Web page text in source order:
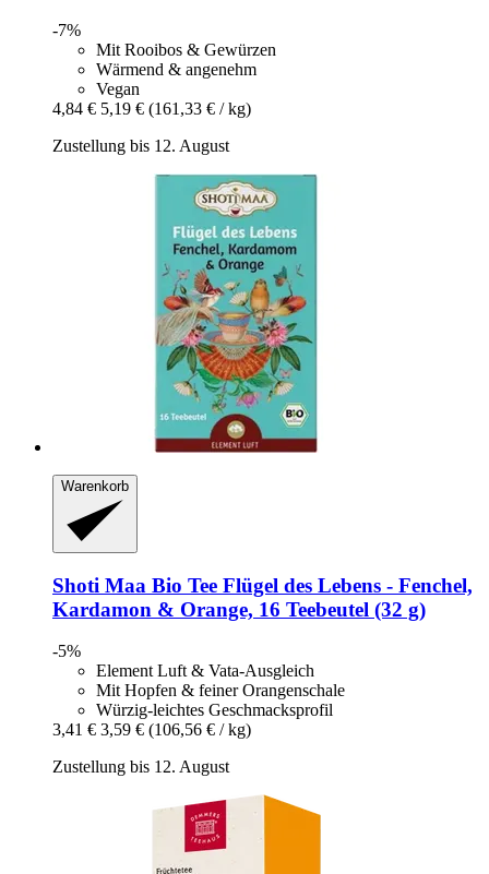
-7%
Mit Rooibos & Gewürzen
Wärmend & angenehm
Vegan
4,84 € 5,19 € (161,33 € / kg)
Zustellung bis 12. August
Warenkorb
Shoti Maa Bio Tee Flügel des Lebens -​ Fenchel,
Kardamon & Orange, 16 Teebeutel (32 g)
-5%
Element Luft & Vata-Ausgleich
Mit Hopfen & feiner Orangenschale
Würzig-leichtes Geschmacksprofil
3,41 € 3,59 € (106,56 € / kg)
Zustellung bis 12. August